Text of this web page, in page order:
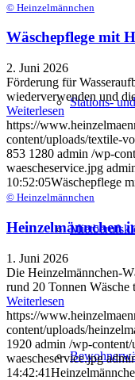
Stations-
© Heinzelmännchen
Wäschepflege mit
2. Juni 2026
Förderung für
wiederverwenden und
Weiterlesen
https://
content/uploads/textile-
853 1280 admin /wp-
waescheservice.jpg
10:52:05Wäschepflege
© Heinzelmännchen
Heinzelmännchen
1. Juni 2026
Die Heinzelmännchen-
rund 20 Tonnen Wäsche
Weiterlesen
https://
content/uploads/
1920 admin /wp-content/
waescheservice.jpg
14:42:41